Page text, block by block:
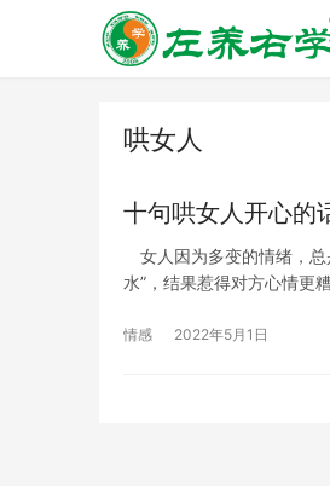
哄女人
十句哄女人开心的
女人因为多变的情绪，总
水”，结果惹得对方心情更
情感 2022年5月1日